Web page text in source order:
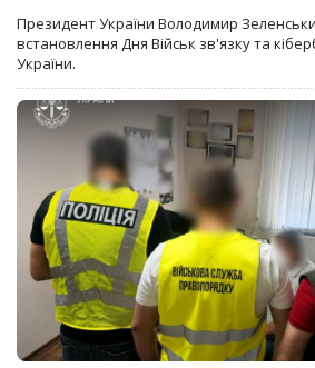
Президент України Володимир
встановлення Дня Військ зв'язку та
України.